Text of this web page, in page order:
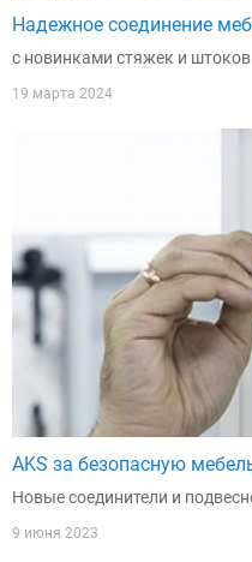
Надежное соединение
с новинками стяжек и штоков
19 марта 2024
AKS за безопасную
Новые соединители и
9 июня 2023